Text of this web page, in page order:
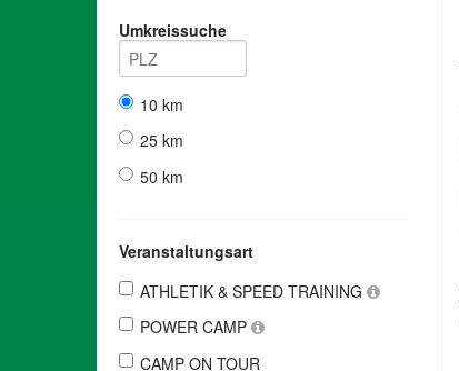
Umkreissuche
10 km
25 km
50 km
Veranstaltungsart
ATHLETIK & SPEED TRAINING
POWER CAMP
CAMP ON TOUR